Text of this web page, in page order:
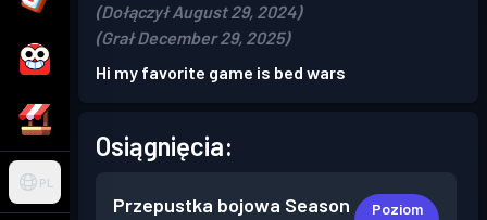
PL
(Dołączył August 29, 2024)
(Grał December 29, 2025)
Hi my favorite game is bed wars
Osiągnięcia:
Przepustka bojowa Season
Poziom